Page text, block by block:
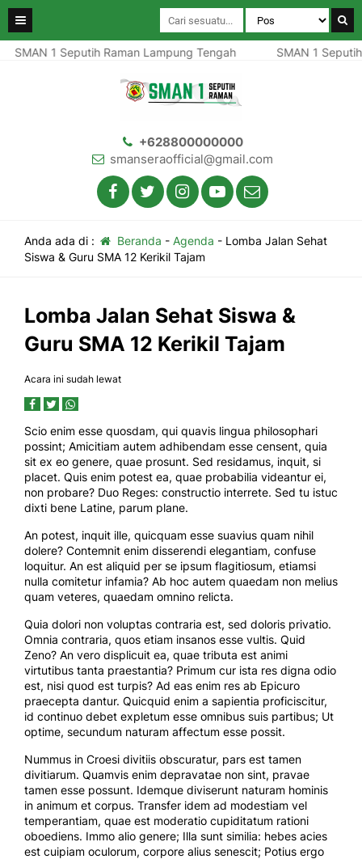
SMAN 1 Seputih Raman Lampung Tengah SMAN 1
+628800000000
smanseraofficial@gmail.com
Anda ada di : Beranda - Agenda - Lomba Jalan Sehat
Siswa & Guru SMA 12 Kerikil Tajam
Lomba Jalan Sehat Siswa &
Guru SMA 12 Kerikil Tajam
Acara ini sudah lewat
Scio enim esse quosdam, qui quavis lingua philosophari
possint; Amicitiam autem adhibendam esse censent, quia
sit ex eo genere, quae prosunt. Sed residamus, inquit, si
placet. Quis enim potest ea, quae probabilia videantur ei,
non probare? Duo Reges: constructio interrete. Sed tu istuc
dixti bene Latine, parum plane.
An potest, inquit ille, quicquam esse suavius quam nihil
dolere? Contemnit enim disserendi elegantiam, confuse
loquitur. An est aliquid per se ipsum flagitiosum, etiamsi
nulla comitetur infamia? Ab hoc autem quaedam non melius
quam veteres, quaedam omnino relicta.
Quia dolori non voluptas contraria est, sed doloris privatio.
Omnia contraria, quos etiam insanos esse vultis. Quid
Zeno? An vero displicuit ea, quae tributa est animi
virtutibus tanta praestantia? Primum cur ista res digna odio
est, nisi quod est turpis? Ad eas enim res ab Epicuro
praecepta dantur. Quicquid enim a sapientia proficiscitur,
id continuo debet expletum esse omnibus suis partibus; Ut
optime, secundum naturam affectum esse possit.
Nummus in Croesi divitiis obscuratur, pars est tamen
divitiarum. Quamvis enim depravatae non sint, pravae
tamen esse possunt. Idemque diviserunt naturam hominis
in animum et corpus. Transfer idem ad modestiam vel
temperantiam, quae est moderatio cupiditatum rationi
oboediens. Immo alio genere; Illa sunt similia: hebes acies
est cuipiam oculorum, corpore alius senescit; Potius ergo